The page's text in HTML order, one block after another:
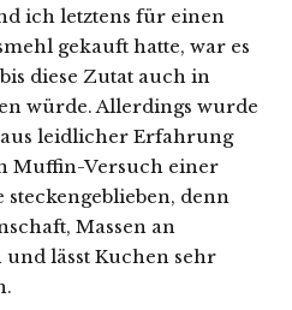
ich letztens für einen
gekauft hatte, war es
diese Zutat auch in
würde. Allerdings wurde
leidlicher Erfahrung
Muffin-Versuch einer
steckengeblieben, denn
Massen an
und lässt Kuchen sehr